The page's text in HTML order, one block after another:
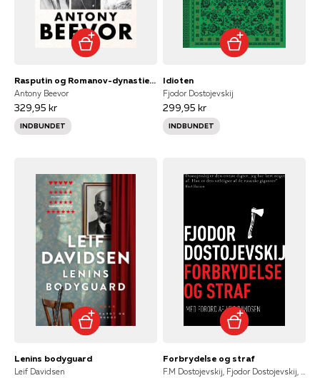
Rasputin og Romanov-dynastiets fald
Antony Beevor
329,95 kr
INDBUNDET
Idioten
Fjodor Dostojevskij
299,95 kr
INDBUNDET
Lenins bodyguard
Leif Davidsen
Forbrydelse og straf